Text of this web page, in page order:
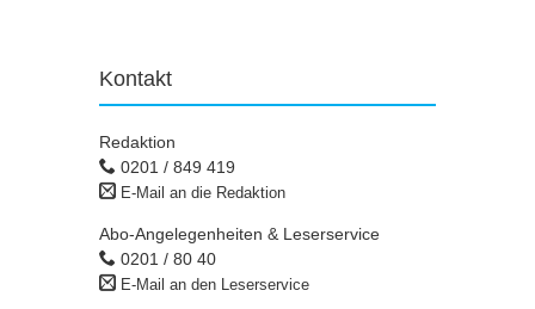
Kontakt
Redaktion
0201 / 849 419
E-Mail an die Redaktion
Abo-Angelegenheiten & Leserservice
0201 / 80 40
E-Mail an den Leserservice